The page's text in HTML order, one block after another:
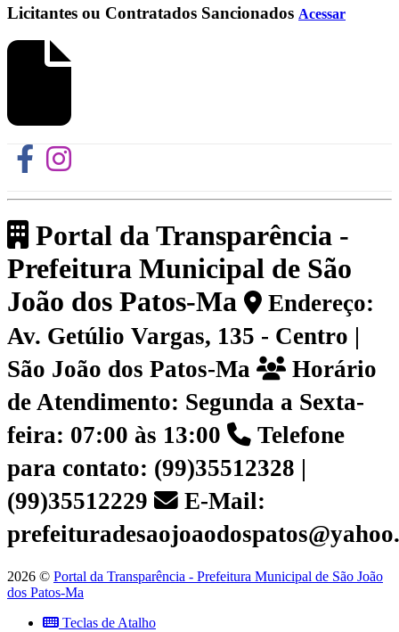
Licitantes ou Contratados Sancionados Acessar
Portal da Transparência -
Prefeitura Municipal de São
João dos Patos-Ma
Endereço:
Av. Getúlio Vargas, 135 - Centro |
São João dos Patos-Ma
Horário
de Atendimento: Segunda a Sexta-
feira: 07:00 às 13:00
Telefone
para contato: (99)35512328 |
(99)35512229
E-Mail:
2026 © Portal da Transparência - Prefeitura Municipal de São João
dos Patos-Ma
Teclas de Atalho